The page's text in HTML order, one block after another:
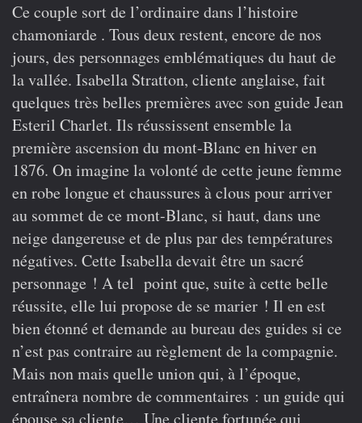
Ce couple sort de l’ordinaire dans l’histoire
chamoniarde . Tous deux restent, encore de nos
jours, des personnages emblématiques du haut de
la vallée. Isabella Stratton, cliente anglaise, fait
quelques très belles premières avec son guide Jean
Esteril Charlet. Ils réussissent ensemble la
première ascension du mont-Blanc en hiver en
1876. On imagine la volonté de cette jeune femme
en robe longue et chaussures à clous pour arriver
au sommet de ce mont-Blanc, si haut, dans une
neige dangereuse et de plus par des températures
négatives. Cette Isabella devait être un sacré
personnage ! A tel point que, suite à cette belle
réussite, elle lui propose de se marier ! Il en est
bien étonné et demande au bureau des guides si ce
n’est pas contraire au règlement de la compagnie.
Mais non mais quelle union qui, à l’époque,
entraînera nombre de commentaires : un guide qui